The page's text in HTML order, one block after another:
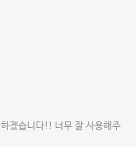
겠습니다!! 너무 잘 사용해주